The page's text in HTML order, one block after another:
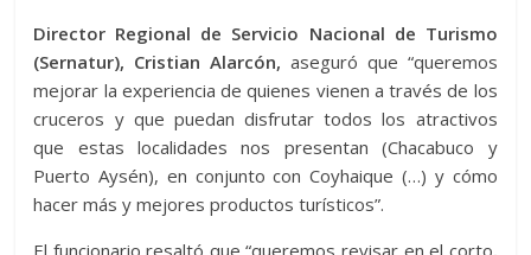
Director Regional de Servicio Nacional de Turismo
(Sernatur), Cristian Alarcón, aseguró que “queremos
mejorar la experiencia de quienes vienen a través de los
cruceros y que puedan disfrutar todos los atractivos
que estas localidades nos presentan (Chacabuco y
Puerto Aysén), en conjunto con Coyhaique (…) y cómo
hacer más y mejores productos turísticos”.
El funcionario resaltó que “queremos revisar en el corto,